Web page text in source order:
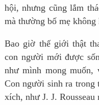
hội, nhưng cũng lắm
mà thường bố mẹ
Bao giờ thế giới thật
con người mới được
như mình mong
Con người sinh ra trong
xích, như J. J. Rousseau